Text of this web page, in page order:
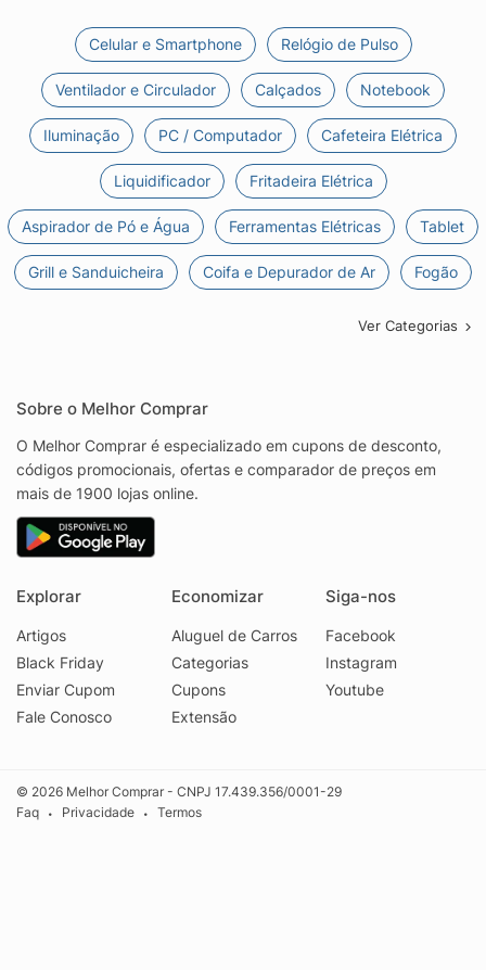
Celular e Smartphone Relógio de Pulso
Ventilador e Circulador Calçados Notebook
Iluminação PC / Computador Cafeteira Elétrica
Liquidificador Fritadeira Elétrica
Aspirador de Pó e Água Ferramentas Elétricas Tablet
Grill e Sanduicheira Coifa e Depurador de Ar Fogão
Ver Categorias
Sobre o Melhor Comprar
O Melhor Comprar é especializado em cupons de desconto,
códigos promocionais, ofertas e comparador de preços em
mais de 1900 lojas online.
Explorar
Artigos
Black Friday
Enviar Cupom
Fale Conosco
Economizar
Aluguel de Carros
Categorias
Cupons
Extensão
Siga-nos
Facebook
Instagram
Youtube
© 2026 Melhor Comprar - CNPJ 17.439.356/0001-29
Faq
• Privacidade • Termos